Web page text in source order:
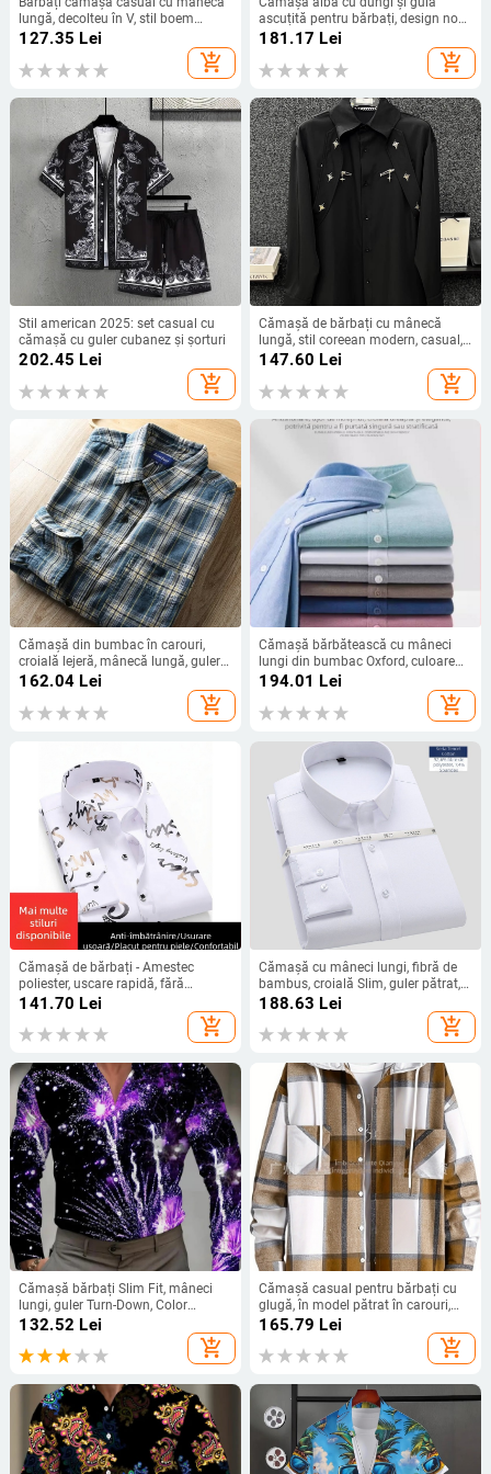
lungă, decolteu în V, stil boem
renascentist, patru anotimpuri,
127.35 Lei
add_shopping_cart
ascuțită pentru bărbați, design nou,
potrivită pentru muncă, deplasări și
purtare casual, mânecă lungă, top
versatil pentru stratificare
181.17 Lei
add_shopping_cart
Stil american 2025: set casual cu
cămașă cu guler cubanez și șorturi
202.45 Lei
add_shopping_cart
Cămașă de bărbați cu mânecă
lungă, stil coreean modern, casual,
2025 primăvară-toamnă
147.60 Lei
add_shopping_cart
Cămașă din bumbac în carouri,
croială lejeră, mânecă lungă, guler
rever și buzunar decorativ
162.04 Lei
add_shopping_cart
Cămașă bărbătească cu mâneci
lungi din bumbac Oxford, culoare
solidă, rezistentă la cute, ușor de
întreținută, pentru primăvară și
toamnă, casual/business.
194.01 Lei
add_shopping_cart
Cămașă de bărbați - Amestec
poliester, uscare rapidă, fără
călcare, jacquard floral, mânecă
141.70 Lei
add_shopping_cart
Cămașă cu mâneci lungi, fibră de
bambus, croială Slim, guler pătrat,
non-iron
188.63 Lei
add_shopping_cart
Cămașă bărbați Slim Fit, mâneci
lungi, guler Turn-Down, Color
Blocking, Acetat 96%
132.52 Lei
add_shopping_cart
Cămașă casual pentru bărbați cu
glugă, în model pătrat în carouri,
detaliu bloc, stil Harajuku, aspect
165.79 Lei
add_shopping_cart